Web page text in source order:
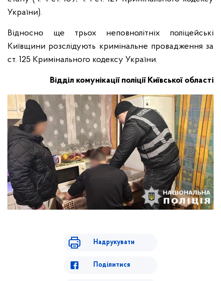
України).
Відносно ще трьох неповнолітніх поліцейські
Київщини розслідують кримінальне провадження за
ст. 125 Кримінального кодексу України.
Відділ комунікації поліції Київської області
Надрукувати
Поділитися